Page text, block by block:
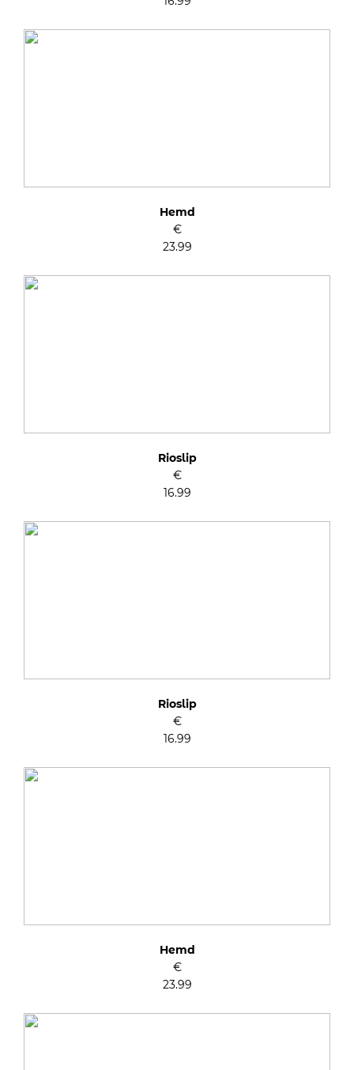
Hemd
€
23.99
Rioslip
€
16.99
Rioslip
€
16.99
Hemd
€
23.99